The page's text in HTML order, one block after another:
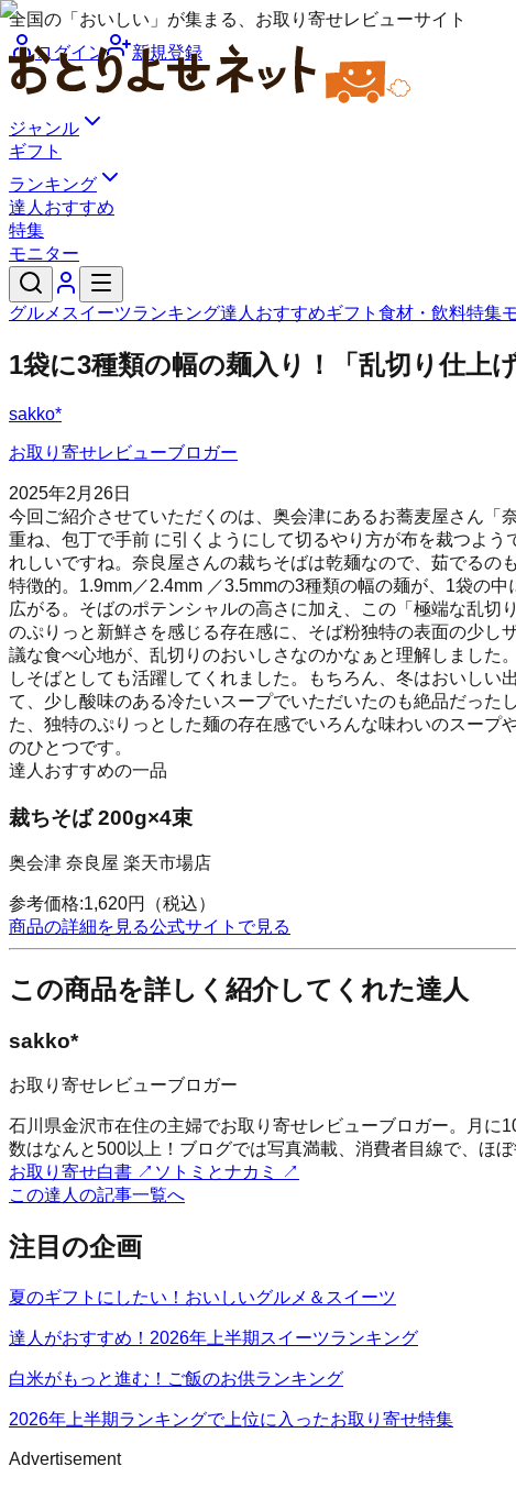
全国の「おいしい」が集まる、お取り寄せレビューサイト
ログイン
新規登録
ジャンル
ギフト
ランキング
達人おすすめ
特集
モニター
グルメ スイーツランキング達人おすすめギフト 食材・飲料特集
1袋に3種類の幅の麺入り！「乱切り仕上
sakko*
お取り寄せレビューブロガー
2025年2月26日
今回ご紹介させていただくのは、奥会津にあるお蕎麦屋さん
重ね、包丁で手前 に引くようにして切るやり方が布を裁つよ
れしいですね。奈良屋さんの裁ちそばは乾麺なので、茹でる
特徴的。1.9mm／2.4mm ／3.5mmの3種類の幅の麺が、1袋の
広がる。そばのポテンシャルの高さに加え、この「極端な乱
のぷりっと新鮮さを感じる存在感に、そば粉独特の表面の少
議な食べ心地が、乱切りのおいしさなのかなぁと理解しまし
しそばとしても活躍してくれました。もちろん、冬はおいし
て、少し酸味のある冷たいスープでいただいたのも絶品だった
た、独特のぷりっとした麺の存在感でいろんな味わいのスー
のひとつです。
達人おすすめの一品
裁ちそば 200g×4束
奥会津 奈良屋 楽天市場店
参考価格:1,620円
（税込）
商品の詳細を見る公式サイトで見る
この商品を詳しく紹介してくれた達人
sakko*
お取り寄せレビューブロガー
石川県金沢市在住の主婦でお取り寄せレビューブロガー。月
数はなんと500以上！ブログでは写真満載、消費者目線で、ほ
お取り寄せ白書 ↗ ソトミとナカミ
↗
この達人の記事一覧へ
注目の企画
夏のギフトにしたい！おいしいグルメ＆スイーツ
達人がおすすめ！2026年上半期スイーツランキング
白米がもっと進む！ご飯のお供ランキング
2026年上半期ランキングで上位に入ったお取り寄せ特集
Advertisement